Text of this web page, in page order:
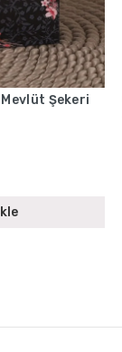
Şekeri